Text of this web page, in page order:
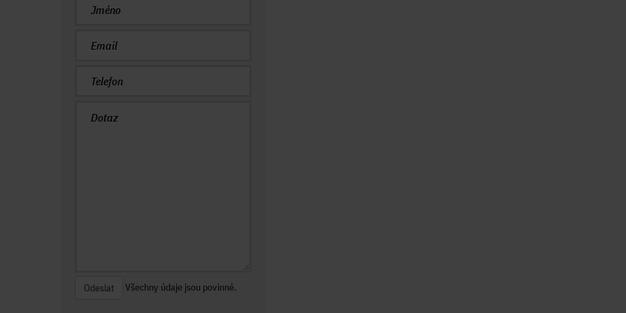
Odeslat Všechny údaje jsou povinné.